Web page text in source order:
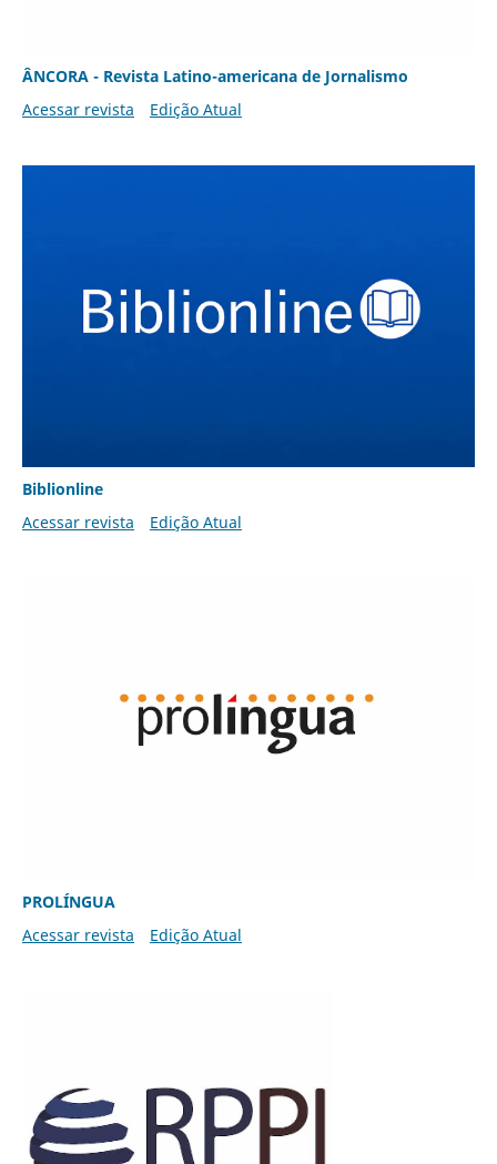
ÂNCORA - Revista Latino-americana de Jornalismo
Acessar revista
Edição Atual
Biblionline
Acessar revista
Edição Atual
PROLÍNGUA
Acessar revista
Edição Atual